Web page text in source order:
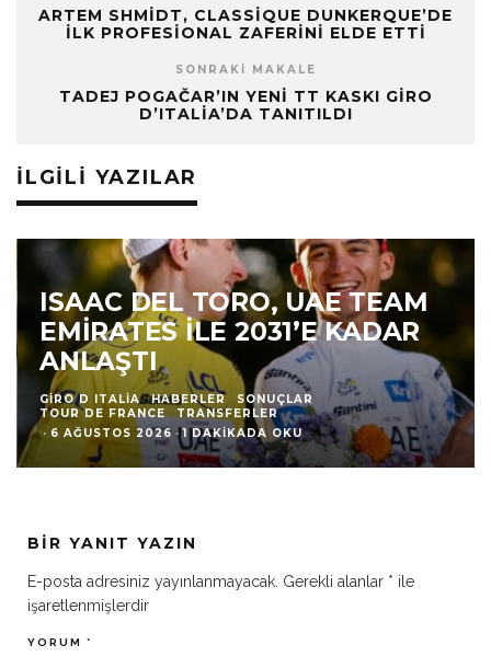
ARTEM SHMIDT, CLASSIQUE DUNKERQUE’DE
İLK PROFESIONAL ZAFERINI ELDE ETTI
SONRAKI MAKALE
TADEJ POGAČAR’IN YENI TT KASKI GIRO
D’ITALIA’DA TANITILDI
İLGILI YAZILAR
ISAAC DEL TORO, UAE TEAM
EMIRATES ILE 2031’E KADAR
ANLAŞTI
GIRO D ITALIA HABERLER
SONUÇLAR
TOUR DE FRANCE
TRANSFERLER
· 6 AĞUSTOS 2026 · 1 DAKIKADA OKU
BIR YANIT YAZIN
E-posta adresiniz yayınlanmayacak. Gerekli alanlar * ile
işaretlenmişlerdir
YORUM *